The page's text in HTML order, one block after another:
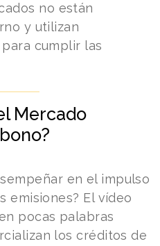
no están
y utilizan
cumplir las
Mercado
en el impulso
emisiones? El vídeo
pocas palabras
los créditos de